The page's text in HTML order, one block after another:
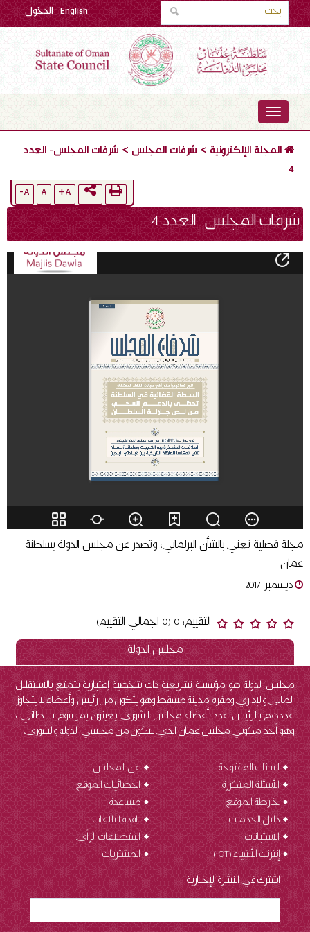
الدخول English
TOGGLE
NAVIGATION
المجلة الإلكترونية > شرفات المجلس > شرفات المجلس- العدد
4
A+
A
A-
شرفات المجلس- العدد 4
مجلة فصلية تعني بالشأن البرلماني، وتصدر عن مجلس الدولة بسلطنة
عمان
ديسمبر 2017
التقييم: 0 (0 اجمالي التقييم)
مجلس الدولة
مجلس الدولة هو مؤسسة تشريعية ذات شخصية إعتبارية يتمتع بالاستقلال
المالي والإداري ومقره مدينة مسقط وهو يتكون من رئيس وأعضاء لا يتجاوز
عددهم بالرئيس عدد أعضاء مجلس الشورى يعينون بمرسوم سلطاني ،
وهو أحد مكوني مجلس عمان الذي يتكون من مجلسي الدولة والشورى.
عن المجلس
البيانات المفتوحة
احصائيات الموقع
الأسئلة المتكررة
مساعدة
خارطة الموقع
نافذة البلاغات
دليل الخدمات
استطلاعات الرأي
الاستبانات
المشتريات
إنترنت الأشياء (IOT
)
اشترك في النشرة الإخبارية